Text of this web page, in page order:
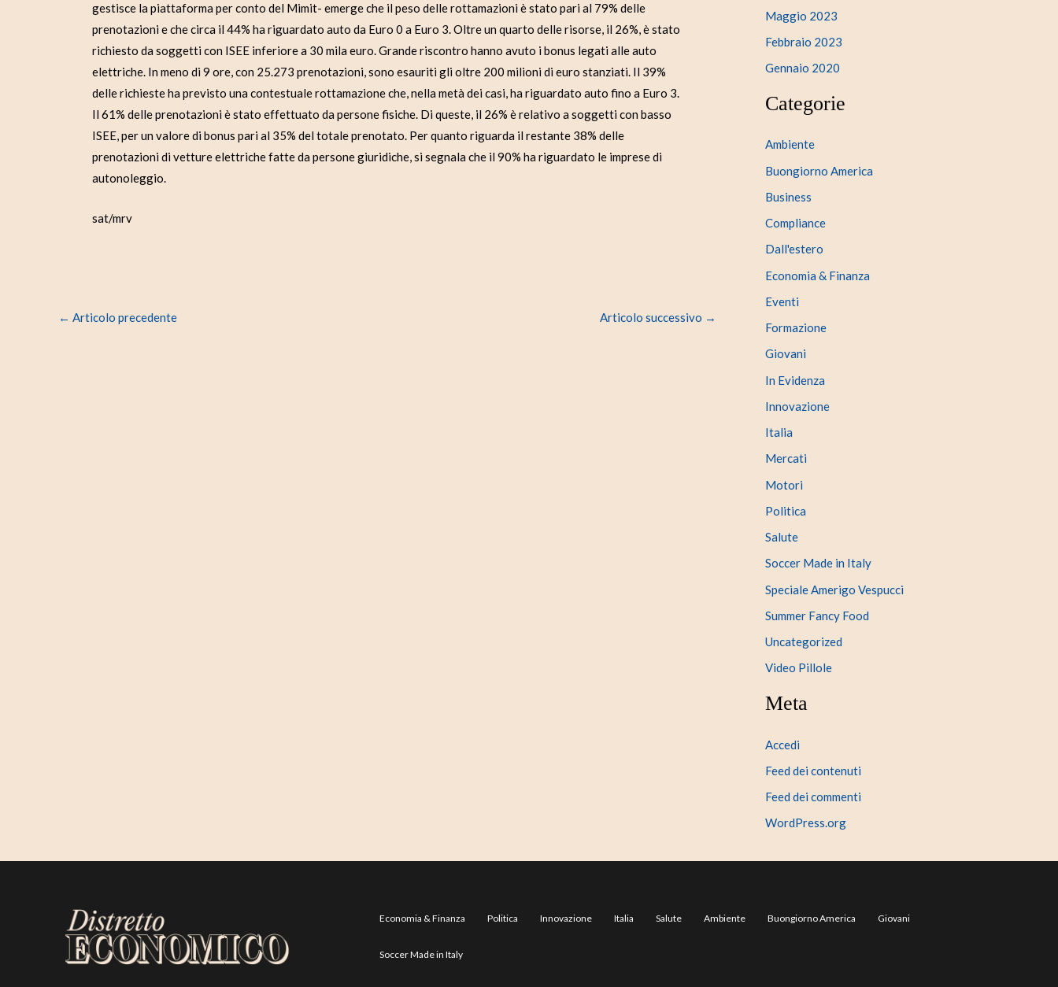
gestisce la piattaforma per conto del Mimit- emerge che il peso delle rottamazioni è stato pari al 79% delle
prenotazioni e che circa il 44% ha riguardato auto da Euro 0 a Euro 3. Oltre un quarto delle risorse, il 26%, è stato
richiesto da soggetti con ISEE inferiore a 30 mila euro. Grande riscontro hanno avuto i bonus legati alle auto
elettriche. In meno di 9 ore, con 25.273 prenotazioni, sono esauriti gli oltre 200 milioni di euro stanziati. Il 39%
delle richieste ha previsto una contestuale rottamazione che, nella metà dei casi, ha riguardato auto fino a Euro 3.
Il 61% delle prenotazioni è stato effettuato da persone fisiche. Di queste, il 26% è relativo a soggetti con basso
ISEE, per un valore di bonus pari al 35% del totale prenotato. Per quanto riguarda il restante 38% delle
prenotazioni di vetture elettriche fatte da persone giuridiche, si segnala che il 90% ha riguardato le imprese di
autonoleggio.
sat/mrv
← Articolo precedente Articolo successivo →
Maggio 2023
Febbraio 2023
Gennaio 2020
Categorie
Ambiente
Buongiorno America
Business
Compliance
Dall'estero
Economia & Finanza
Eventi
Formazione
Giovani
In Evidenza
Innovazione
Italia
Mercati
Motori
Politica
Salute
Soccer Made in Italy
Speciale Amerigo Vespucci
Summer Fancy Food
Uncategorized
Video Pillole
Meta
Accedi
Feed dei contenuti
Feed dei commenti
WordPress.org
Economia & Finanza Politica Innovazione Italia Salute Ambiente Buongiorno America Giovani
Soccer Made in Italy